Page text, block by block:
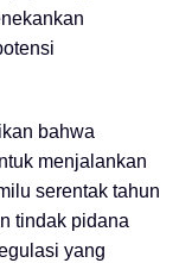
bahwa
menjalankan
serentak tahun
tindak pidana
yang